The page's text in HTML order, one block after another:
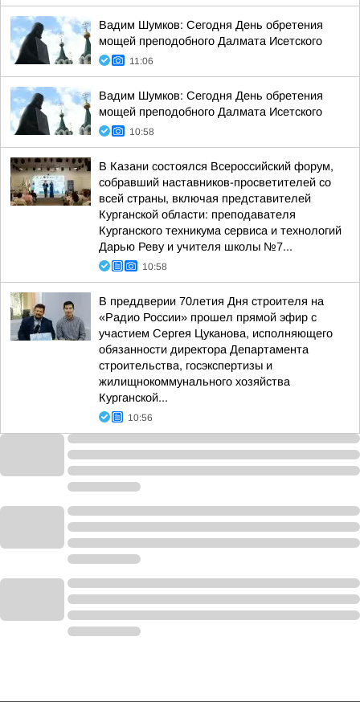
Вадим Шумков: Сегодня День обретения
мощей преподобного Далмата Исетского
11:06
Вадим Шумков: Сегодня День обретения
мощей преподобного Далмата Исетского
10:58
В Казани состоялся Всероссийский форум,
собравший наставников-просветителей со
всей страны, включая представителей
Курганской области: преподавателя
Курганского техникума сервиса и технологий
Дарью Реву и учителя школы №7...
10:58
В преддверии 70летия Дня строителя на
«Радио России» прошел прямой эфир с
участием Сергея Цуканова, исполняющего
обязанности директора Департамента
строительства, госэкспертизы и
жилищнокоммунального хозяйства
Курганской...
10:56